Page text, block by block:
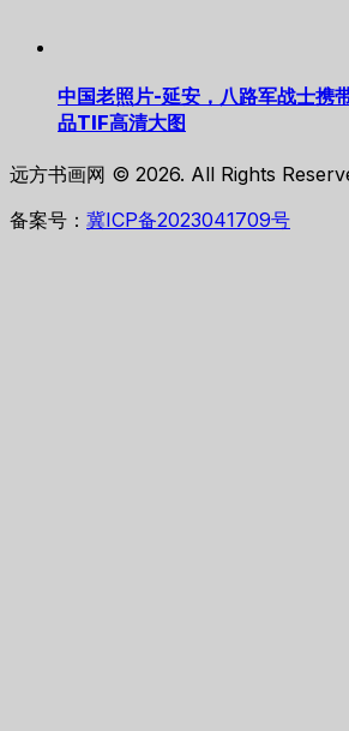
中国老照片-延安，八路军战士携
品TIF高清大图
远方书画网 © 2026. All Rights
备案号： 冀ICP备2023041709号